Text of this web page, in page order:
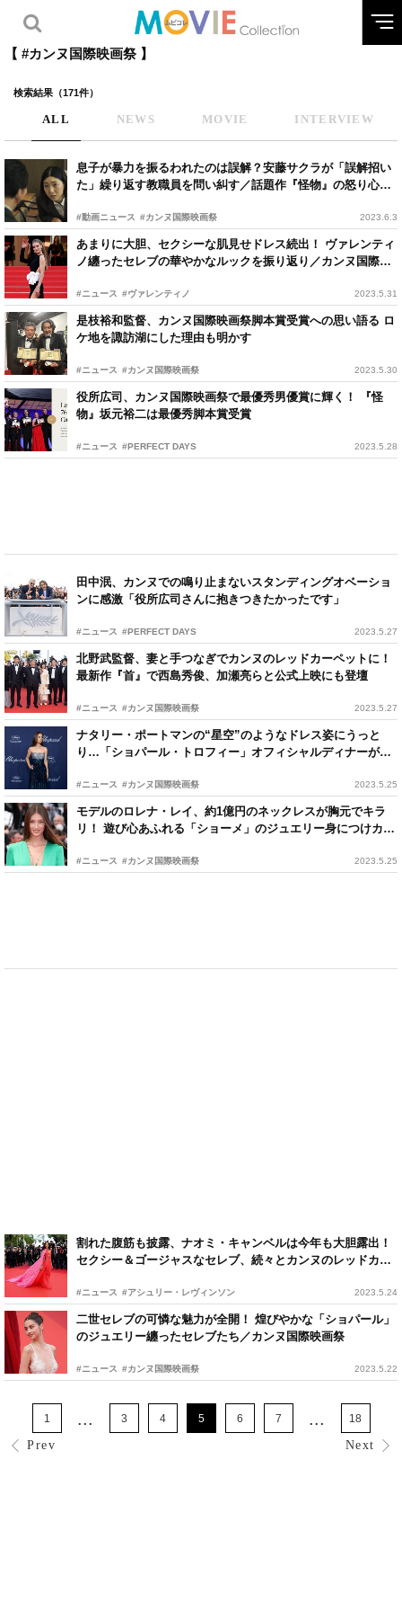
【 #カンヌ国際映画祭 】
検索結果（171件）
ALL NEWS MOVIE INTERVIEW
息子が暴力を振るわれたのは誤解？安藤サクラが「誤解招い
た」繰り返す教職員を問い糾す／話題作『怪物』の怒り心頭
#動画ニュース #カンヌ国際映画祭 2023.6.3
あまりに大胆、セクシーな肌見せドレス続出！ ヴァレンティ
ノ纏ったセレブの華やかなルックを振り返り／カンヌ国際映
#ニュース #ヴァレンティノ 2023.5.31
是枝裕和監督、カンヌ国際映画祭脚本賞受賞への思い語る ロ
ケ地を諏訪湖にした理由も明かす
#ニュース #カンヌ国際映画祭 2023.5.30
役所広司、カンヌ国際映画祭で最優秀男優賞に輝く！ 『怪
物』坂元裕二は最優秀脚本賞受賞
#ニュース #PERFECT DAYS 2023.5.28
田中泯、カンヌでの鳴り止まないスタンディングオベーショ
ンに感激「役所広司さんに抱きつきたかったです」
#ニュース #PERFECT DAYS 2023.5.27
北野武監督、妻と手つなぎでカンヌのレッドカーペットに！
最新作『首』で西島秀俊、加瀬亮らと公式上映にも登壇
#ニュース #カンヌ国際映画祭 2023.5.27
ナタリー・ポートマンの“星空”のようなドレス姿にうっと
り…「ショパール・トロフィー」オフィシャルディナーが開
#ニュース #カンヌ国際映画祭 2023.5.25
モデルのロレナ・レイ、約1億円のネックレスが胸元でキラ
リ！ 遊び心あふれる「ショーメ」のジュエリー身につけカン
#ニュース #カンヌ国際映画祭 2023.5.25
割れた腹筋も披露、ナオミ・キャンベルは今年も大胆露出！
セクシー＆ゴージャスなセレブ、続々とカンヌのレッドカー
#ニュース #アシュリー・レヴィンソン 2023.5.24
二世セレブの可憐な魅力が全開！ 煌びやかな「ショパール」
のジュエリー纏ったセレブたち／カンヌ国際映画祭
#ニュース #カンヌ国際映画祭 2023.5.22
Prev
1 ... 3 4 5 6 7 ... 18
Next